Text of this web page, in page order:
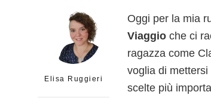
Elisa Ruggieri
Oggi per la mia
Viaggio che ci
ragazza come
voglia di
scelte più